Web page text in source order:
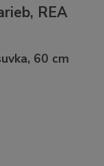
REA
60 cm